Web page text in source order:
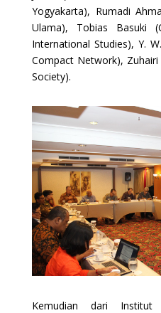
Yogyakarta), Rumadi
Ulama), Tobias Basuki
International Studies), Y.
Compact Network),
Society).
Kemudian dari